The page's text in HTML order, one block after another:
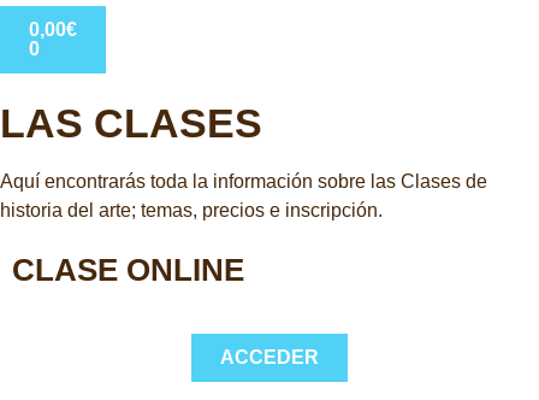
0,00€
0
LAS CLASES
Aquí encontrarás toda la información sobre las Clases de
historia del arte; temas, precios e inscripción.
CLASE ONLINE
ACCEDER